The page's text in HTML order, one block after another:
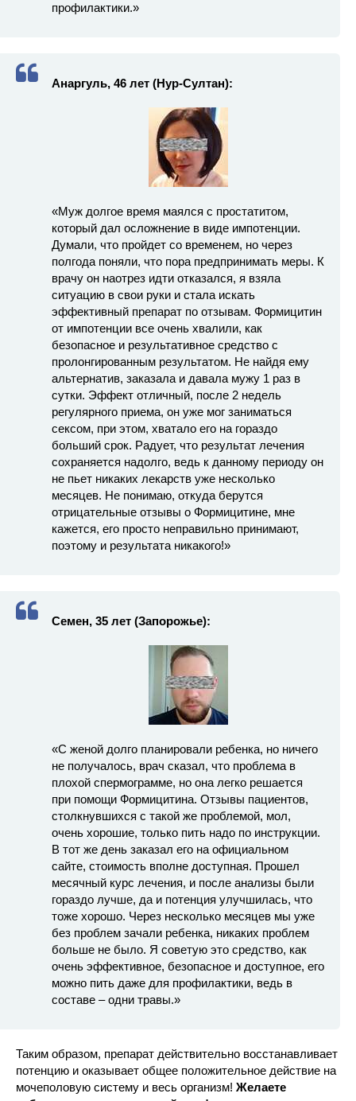
профилактики.»
Анаргуль, 46 лет (Нур-Султан):
«Муж долгое время маялся с простатитом,
который дал осложнение в виде импотенции.
Думали, что пройдет со временем, но через
полгода поняли, что пора предпринимать меры. К
врачу он наотрез идти отказался, я взяла
ситуацию в свои руки и стала искать
эффективный препарат по отзывам. Формицитин
от импотенции все очень хвалили, как
безопасное и результативное средство с
пролонгированным результатом. Не найдя ему
альтернатив, заказала и давала мужу 1 раз в
сутки. Эффект отличный, после 2 недель
регулярного приема, он уже мог заниматься
сексом, при этом, хватало его на гораздо
больший срок. Радует, что результат лечения
сохраняется надолго, ведь к данному периоду он
не пьет никаких лекарств уже несколько
месяцев. Не понимаю, откуда берутся
отрицательные отзывы о Формицитине, мне
кажется, его просто неправильно принимают,
поэтому и результата никакого!»
Семен, 35 лет (Запорожье):
«С женой долго планировали ребенка, но ничего
не получалось, врач сказал, что проблема в
плохой спермограмме, но она легко решается
при помощи Формицитина. Отзывы пациентов,
столкнувшихся с такой же проблемой, мол,
очень хорошие, только пить надо по инструкции.
В тот же день заказал его на официальном
сайте, стоимость вполне доступная. Прошел
месячный курс лечения, и после анализы были
гораздо лучше, да и потенция улучшилась, что
тоже хорошо. Через несколько месяцев мы уже
без проблем зачали ребенка, никаких проблем
больше не было. Я советую это средство, как
очень эффективное, безопасное и доступное, его
можно пить даже для профилактики, ведь в
составе – одни травы.»
Таким образом, препарат действительно восстанавливает
потенцию и оказывает общее положительное действие на
мочеполовую систему и весь организм! Желаете